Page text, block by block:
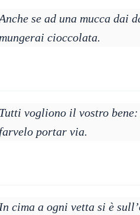
se ad una mucca dai
cioccolata.
vogliono il vostro
portar via.
cima a ogni vetta si è